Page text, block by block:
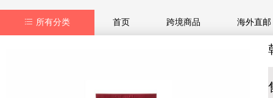
所有分类 首页 跨境商品 海外直邮